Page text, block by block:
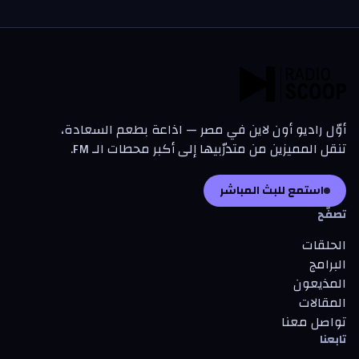
أوّل راديو أون لاين في مصر — اذاعة بطعم السعادة،
تنقل المميزين من متدرّبيها إلى أكبر محطات الـ FM.
استمع للبث المباشر
تصفّح
الحلقات
البرامج
المذيعون
المقالات
تواصل معنا
تابعنا